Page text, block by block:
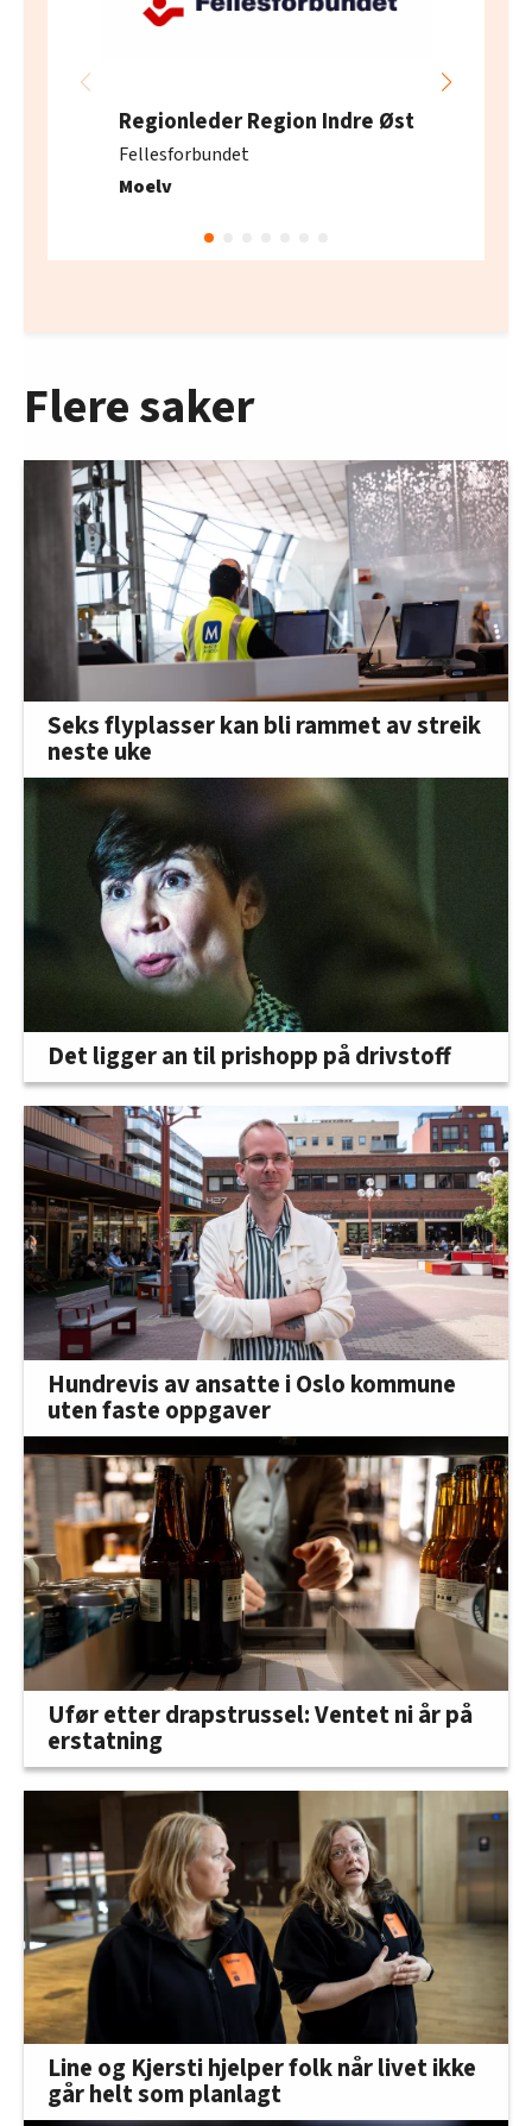
Regionleder Region Indre Øst
Fellesforbundet
Moelv
Flere saker
Seks flyplasser kan bli rammet av streik
neste uke
Det ligger an til prishopp på drivstoff
Hundrevis av ansatte i Oslo kommune
uten faste oppgaver
Ufør etter drapstrussel: Ventet ni år på
erstatning
Line og Kjersti hjelper folk når livet ikke
går helt som planlagt